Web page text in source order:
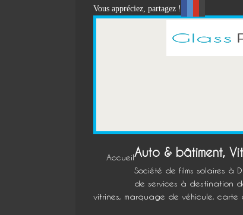
Vous appréciez, partagez !
AccueilAuto & bâtiment,
Société de films solaires à
de services à destination
vitrines, marquage de véhicule, carte